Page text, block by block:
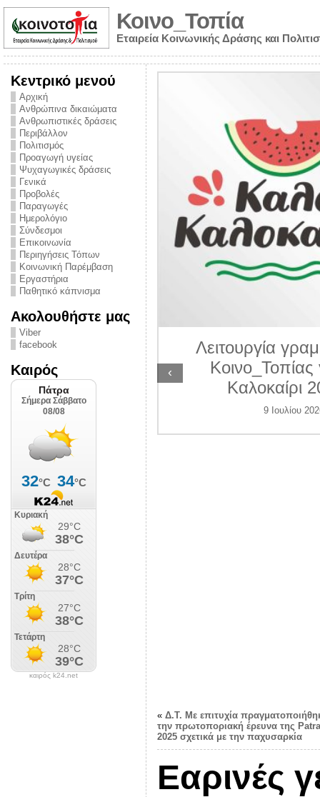
Κοινο_Τοπία
Εταιρεία Κοινωνικής Δράσης και
Κεντρικό μενού
Αρχική
Ανθρώπινα δικαιώματα
Ανθρωπιστικές δράσεις
Περιβάλλον
Πολιτισμός
Προαγωγή υγείας
Ψυχαγωγικές δράσεις
Γενικά
Προβολές
Παραγωγές
Ημερολόγιο
Σύνδεσμοι
Επικοινωνία
Περιηγήσεις Τόπων
Κοινωνική Παρέμβαση
Εργαστήρια
Παθητικό κάπνισμα
Ακολουθήστε μας
Viber
facebook
Καιρός
καιρός k24.net
από την
την ημέρα
και
στο
2026
Λειτουργία
Κοινο_Τοπίας
Καλοκαίρι
9 Ιουλίου
‹
« Δ.Τ. Με επιτυχία
την πρωτοποριακή έρευνα της
2025 σχετικά με την παχυσαρκία
Εαρινές